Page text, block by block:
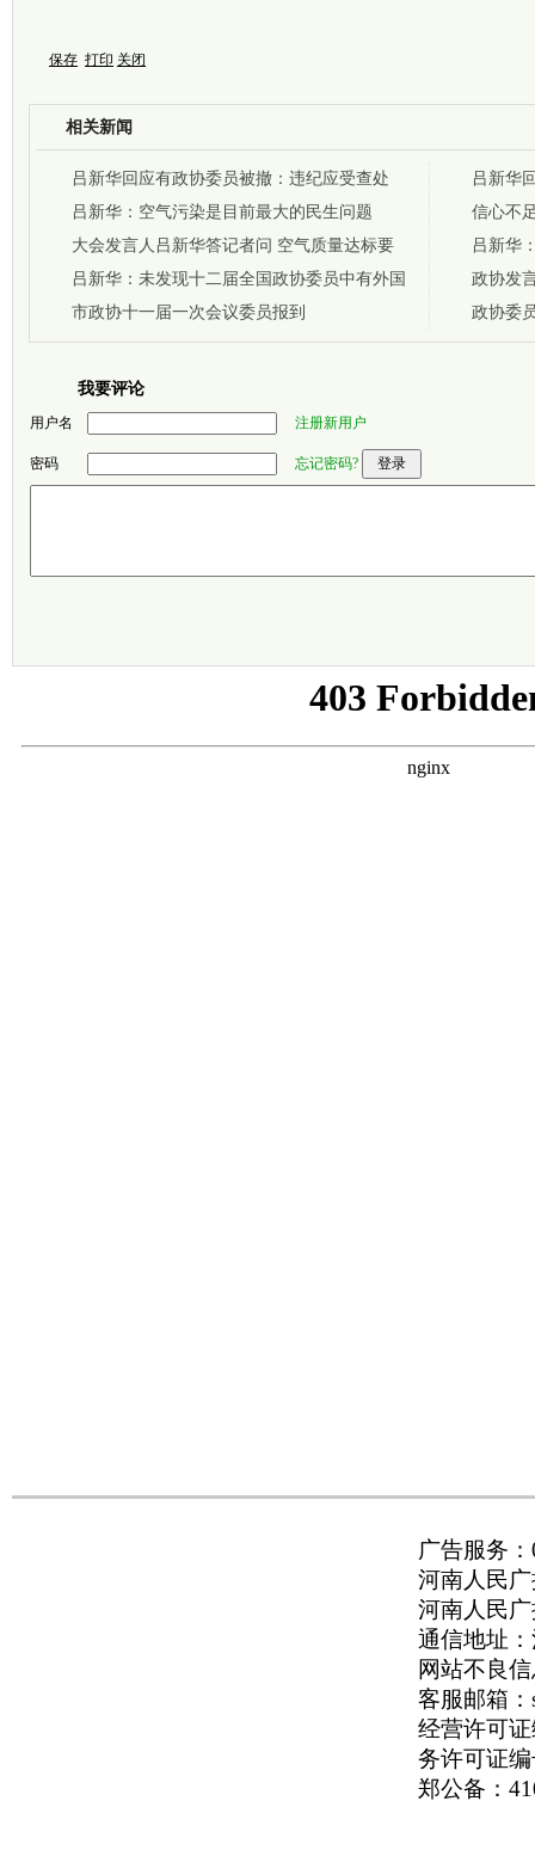
保存 打印 关闭
相关新闻
吕新华回应有政协委员被撤：违纪应受查处
吕新华：空气污染是目前最大的民生问题
大会发言人吕新华答记者问 空气质量达标要
18年太长
吕新华：未发现十二届全国政协委员中有外国
国籍
市政协十一届一次会议委员报到
吕新华
都应受
信心不
吕新华
国籍
政协发
力
政协委
八卦
我要评论
用户名 注册新用户
密码 忘记密码?
广告服务
河南人民
河南人民
通信地址：
网站不良
客服邮箱：
经营许可
务许可证
郑公备：